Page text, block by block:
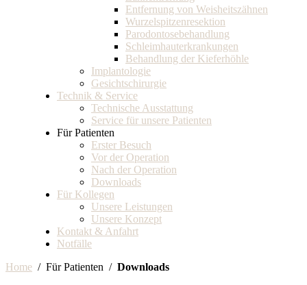
Entfernung von Weisheitszähnen
Wurzelspitzenresektion
Parodontosebehandlung
Schleimhauterkrankungen
Behandlung der Kieferhöhle
Implantologie
Gesichtschirurgie
Technik & Service
Technische Ausstattung
Service für unsere Patienten
Für Patienten
Erster Besuch
Vor der Operation
Nach der Operation
Downloads
Für Kollegen
Unsere Leistungen
Unsere Konzept
Kontakt & Anfahrt
Notfälle
Home / Für Patienten / Downloads